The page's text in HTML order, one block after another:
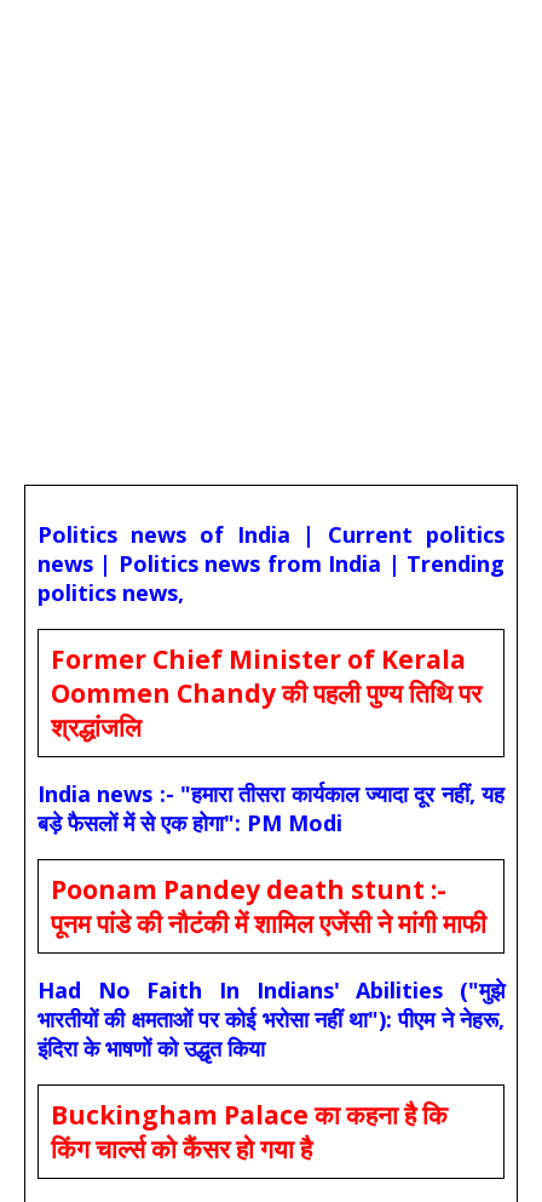
Politics news of India | Current politics
news | Politics news from India | Trending
politics news,
Former Chief Minister of Kerala
Oommen Chandy की पहली पुण्य तिथि पर
श्रद्धांजलि
India news :- "हमारा तीसरा कार्यकाल ज्यादा दूर नहीं, यह
बड़े फैसलों में से एक होगा": PM Modi
Poonam Pandey death stunt :-
पूनम पांडे की नौटंकी में शामिल एजेंसी ने मांगी माफी
Had No Faith In Indians' Abilities ("मुझे
भारतीयों की क्षमताओं पर कोई भरोसा नहीं था"): पीएम ने नेहरू,
इंदिरा के भाषणों को उद्धृत किया
Buckingham Palace का कहना है कि
किंग चार्ल्स को कैंसर हो गया है